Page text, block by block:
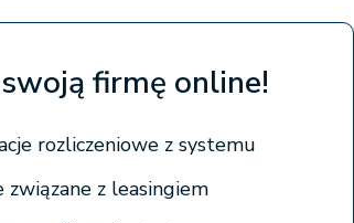
firmę online!
rozliczeniowe z systemu
z leasingiem